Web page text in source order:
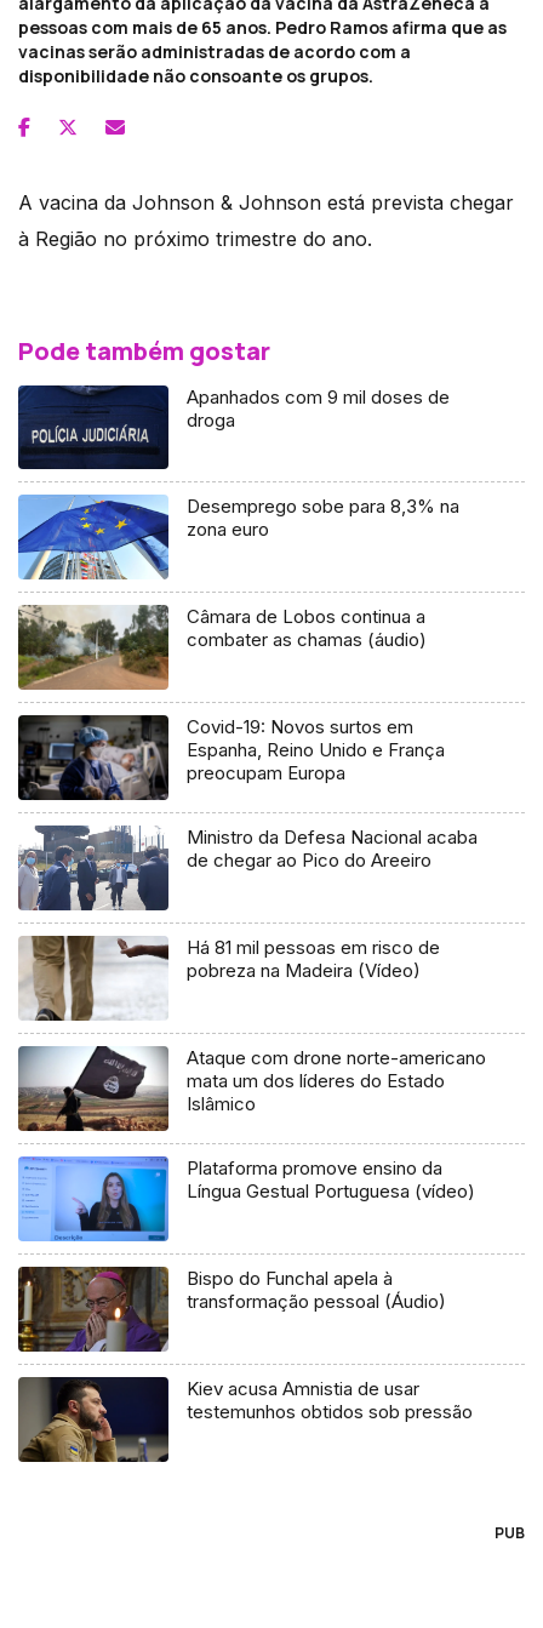
pessoas com mais de 65 anos. Pedro Ramos afirma que as
vacinas serão administradas de acordo com a
disponibilidade não consoante os grupos.
A vacina da Johnson & Johnson está prevista chegar
à Região no próximo trimestre do ano.
Pode também gostar
Apanhados com 9 mil doses de
droga
Desemprego sobe para 8,3% na
zona euro
Câmara de Lobos continua a
combater as chamas (áudio)
Covid-19: Novos surtos em
Espanha, Reino Unido e França
preocupam Europa
Ministro da Defesa Nacional acaba
de chegar ao Pico do Areeiro
Há 81 mil pessoas em risco de
pobreza na Madeira (Vídeo)
Ataque com drone norte-americano
mata um dos líderes do Estado
Islâmico
Plataforma promove ensino da
Língua Gestual Portuguesa (vídeo)
Bispo do Funchal apela à
transformação pessoal (Áudio)
Kiev acusa Amnistia de usar
testemunhos obtidos sob pressão
PUB